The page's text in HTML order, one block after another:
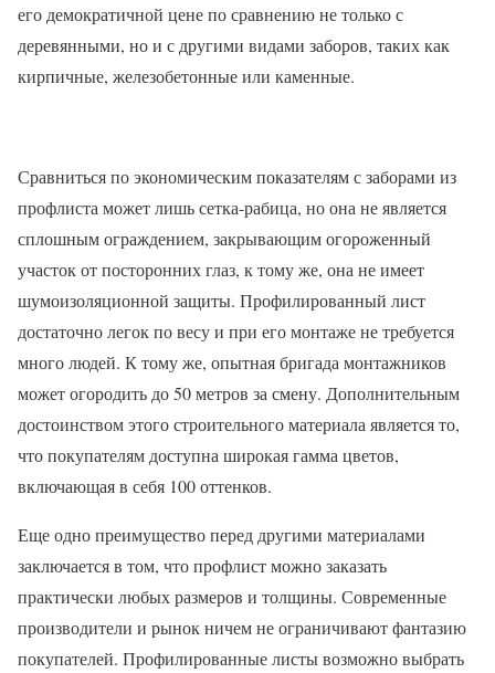
его демократичной цене по сравнению не только с
деревянными, но и с другими видами заборов, таких как
кирпичные, железобетонные или каменные.
Сравниться по экономическим показателям с заборами из
профлиста может лишь сетка-рабица, но она не является
сплошным ограждением, закрывающим огороженный
участок от посторонних глаз, к тому же, она не имеет
шумоизоляционной защиты. Профилированный лист
достаточно легок по весу и при его монтаже не требуется
много людей. К тому же, опытная бригада монтажников
может огородить до 50 метров за смену. Дополнительным
достоинством этого строительного материала является то,
что покупателям доступна широкая гамма цветов,
включающая в себя 100 оттенков.
Еще одно преимущество перед другими материалами
заключается в том, что профлист можно заказать
практически любых размеров и толщины. Современные
производители и рынок ничем не ограничивают фантазию
покупателей. Профилированные листы возможно выбрать